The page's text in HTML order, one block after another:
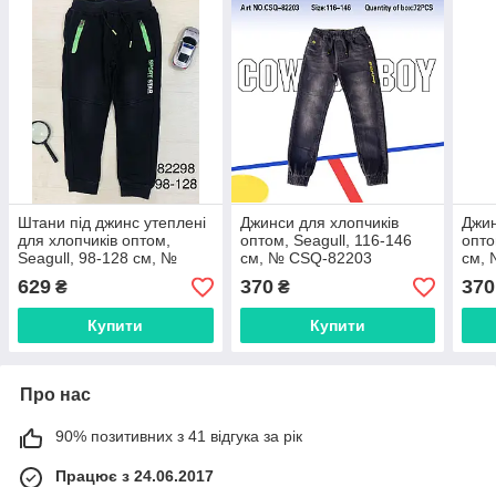
Штани під джинс утеплені
для хлопчиків оптом,
Seagull, 98-128 см, №
CSQ-82298
629 ₴
Купити
Джинси для хлопчиків
оптом, Seagull, 116-146
см, № CSQ-82203
370₴
Купити
см,
370
Про нас
90% позитивних з 41 відгука за рік
Працює з 24.06.2017